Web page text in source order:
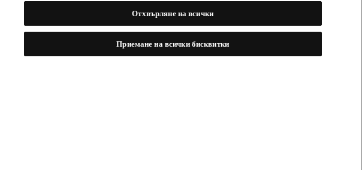
Отхвърляне на всички
Приемане на всички бисквитки